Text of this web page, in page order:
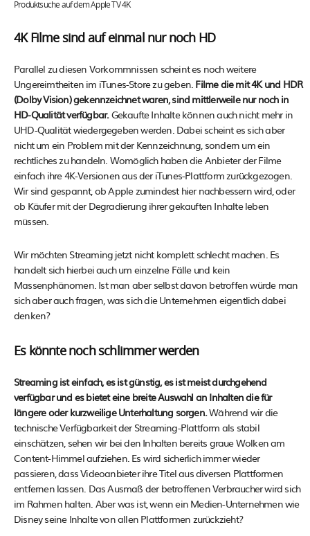
Produktsuche auf dem Apple TV 4K
4K Filme sind auf einmal nur noch HD
Parallel zu diesen Vorkommnissen scheint es noch weitere
Ungereimtheiten im iTunes-Store zu geben. Filme die mit 4K und HDR
(Dolby Vision) gekennzeichnet waren, sind mittlerweile nur noch in
HD-Qualität verfügbar.Gekaufte Inhalte können auch nicht mehr in
UHD-Qualität wiedergegeben werden. Dabei scheint es sich aber
nicht um ein Problem mit der Kennzeichnung, sondern um ein
rechtliches zu handeln. Womöglich haben die Anbieter der Filme
einfach ihre 4K-Versionen aus der iTunes-Plattform zurückgezogen.
Wir sind gespannt, ob Apple zumindest hier nachbessern wird, oder
ob Käufer mit der Degradierung ihrer gekauften Inhalte leben
müssen.
Wir möchten Streaming jetzt nicht komplett schlecht machen. Es
handelt sich hierbei auch um einzelne Fälle und kein
Massenphänomen. Ist man aber selbst davon betroffen würde man
sich aber auch fragen, was sich die Unternehmen eigentlich dabei
denken?
Es könnte noch schlimmer werden
Streaming ist einfach, es ist günstig, es ist meist durchgehend
verfügbar und es bietet eine breite Auswahl an Inhalten die für
längere oder kurzweilige Unterhaltung sorgen.Während wir die
technische Verfügbarkeit der Streaming-Plattform als stabil
einschätzen, sehen wir bei den Inhalten bereits graue Wolken am
Content-Himmel aufziehen. Es wird sicherlich immer wieder
passieren, dass Videoanbieter ihre Titel aus diversen Plattformen
entfernen lassen. Das Ausmaß der betroffenen Verbraucher wird sich
im Rahmen halten. Aber was ist, wenn ein Medien-Unternehmen wie
Disney seine Inhalte von allen Plattformen zurückzieht?